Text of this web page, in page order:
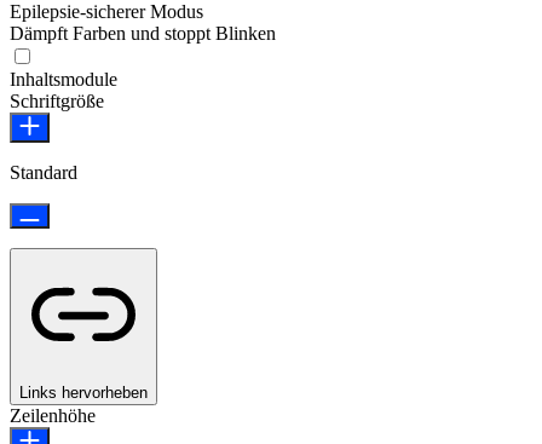
Epilepsie-sicherer Modus
Dämpft Farben und stoppt Blinken
Inhaltsmodule
Schriftgröße
Standard
Links hervorheben
Zeilenhöhe